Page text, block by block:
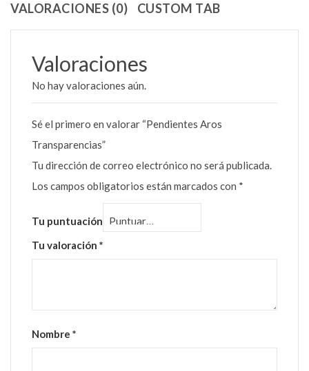
VALORACIONES (0) CUSTOM TAB
Valoraciones
No hay valoraciones aún.
Sé el primero en valorar “Pendientes Aros
Transparencias”
Tu dirección de correo electrónico no será publicada.
Los campos obligatorios están marcados con *
Tu puntuación
Tu valoración *
Nombre *